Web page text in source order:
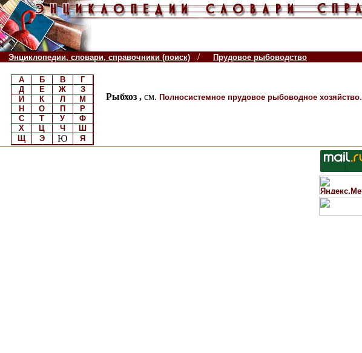
Энциклопедии, словари, справочники (поиск) / Прудовое рыбоводство
А Б В
Г
Д
Е Ж
З
И
К Л
М
Н
О П
Р
С
Т У
Ф
Х
Ц Ч
Ш
Щ
Э Ю Я
Рыбхоз , см. Полносистемное прудовое рыбоводное хозяйство.